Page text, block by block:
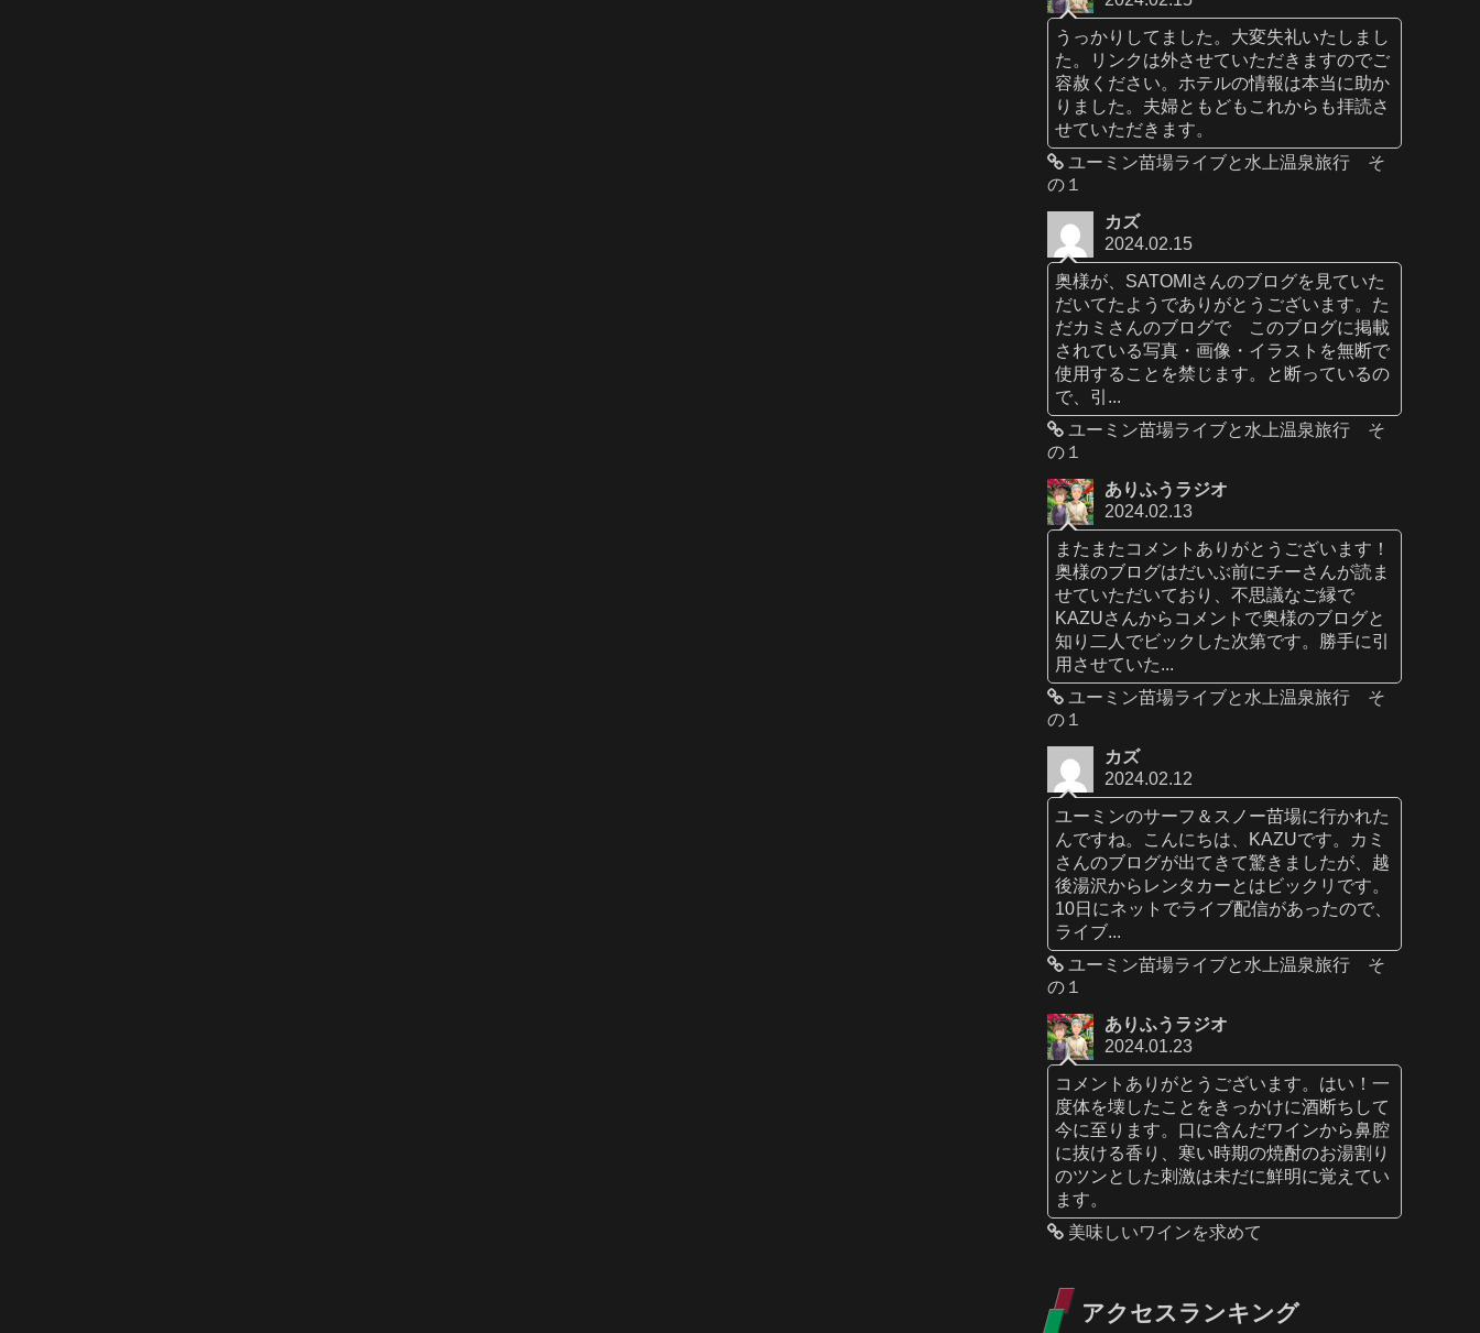
うっかりしてました。大変失礼いたしまし
た。リンクは外させていただきますのでご
容赦ください。ホテルの情報は本当に助か
りました。夫婦ともどもこれからも拝読さ
せていただきます。
ユーミン苗場ライブと水上温泉旅行 そ
の１
カズ
2024.02.15
奥様が、SATOMIさんのブログを見ていた
だいてたようでありがとうございます。た
だカミさんのブログで このブログに掲載
されている写真・画像・イラストを無断で
使用することを禁じます。と断っているの
で、引...
ユーミン苗場ライブと水上温泉旅行 そ
の１
ありふうラジオ
2024.02.13
またまたコメントありがとうございます！
奥様のブログはだいぶ前にチーさんが読ま
せていただいており、不思議なご縁で
KAZUさんからコメントで奥様のブログと
知り二人でビックした次第です。勝手に引
用させていた...
ユーミン苗場ライブと水上温泉旅行 そ
の１
カズ
2024.02.12
ユーミンのサーフ＆スノー苗場に行かれた
んですね。こんにちは、KAZUです。カミ
さんのブログが出てきて驚きましたが、越
後湯沢からレンタカーとはビックリです。
10日にネットでライブ配信があったので、
ライブ...
ユーミン苗場ライブと水上温泉旅行 そ
の１
ありふうラジオ
2024.01.23
コメントありがとうございます。はい！一
度体を壊したことをきっかけに酒断ちして
今に至ります。口に含んだワインから鼻腔
に抜ける香り、寒い時期の焼酎のお湯割り
のツンとした刺激は未だに鮮明に覚えてい
ます。
美味しいワインを求めて
アクセスランキング